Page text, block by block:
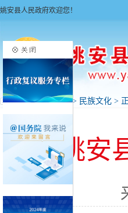
姚安县人民政府欢迎您！
首页>旅游姚安> 民族文化 >
姚安